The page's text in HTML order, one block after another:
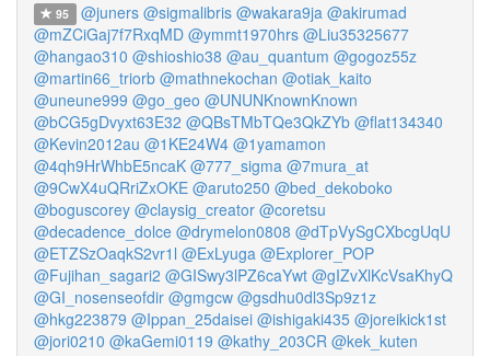
95 @juners @sigmalibris @wakara9ja @akirumad
@mZCiGaj7f7RxqMD @ymmt1970hrs @Liu35325677
@hangao310 @shioshio38 @au_quantum @gogoz55z
@martin66_triorb @mathnekochan @otiak_kaito
@uneune999 @go_geo @UNUNKnownKnown
@bCG5gDvyxt63E32 @QBsTMbTQe3QkZYb @flat134340
@Kevin2012au @1KE24W4 @1yamamon
@4qh9HrWhbE5ncaK @777_sigma @7mura_at
@9CwX4uQRriZxOKE @aruto250 @bed_dekoboko
@boguscorey @claysig_creator @coretsu
@decadence_dolce @drymelon0808 @dTpVySgCXbcgUqU
@ETZSzOaqkS2vr1l @ExLyuga @Explorer_POP
@Fujihan_sagari2 @GISwy3lPZ6caYwt @gIZvXlKcVsaKhyQ
@GI_nosenseofdir @gmgcw @gsdhu0dl3Sp9z1z
@hkg223879 @Ippan_25daisei @ishigaki435 @joreikick1st
@jori0210 @kaGemi0119 @kathy_203CR @kek_kuten